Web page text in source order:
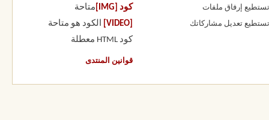
تستطيع إرفاق ملفات
تستطيع تعديل مشاركاتك
كود [IMG]
متاحة
الكود هو متاحة
كود HTML
معطلة
قوانين المنتدى